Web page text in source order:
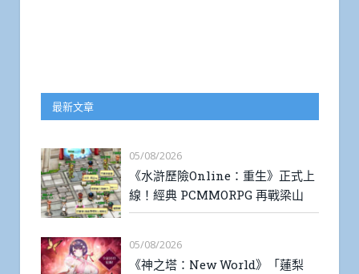
最新文章
05/08/2026
《水滸歷險Online：重生》正式上
線！經典 PCMMORPG 再戰梁山
05/08/2026
《神之塔：New World》「蓮梨